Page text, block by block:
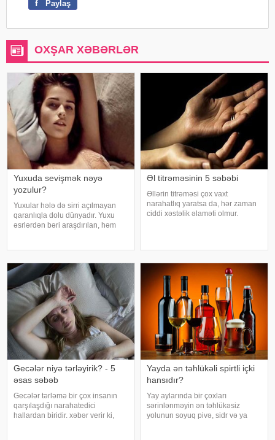
f Paylaş
OXŞAR XƏBƏRLƏR
Yuxuda sevişmək nəyə
yozulur?
Yuxular hələ də sirri açılmayan
qaranlıqla dolu dünyadır. Yuxu
əsrlərdən bəri araşdırılan, həm
rəngarəng yuxular bəzən də
cinsəlikl
Əl titrəməsinin 5 səbəbi
Əllərin titrəməsi çox vaxt
narahatlıq yaratsa da, hər zaman
ciddi xəstəlik əlaməti olmur.
qalxa bilər. Fransız mətbuatın
Gecələr niyə tərləyirik? - 5
əsas səbəb
Gecələr tərləmə bir çox insanın
qarşılaşdığı narahatedici
hallardan biridir. xəbər verir ki,
Yayda ən təhlükəli spirtli içki
hansıdır?
Yay aylarında bir çoxları
sərinlənməyin ən təhlükəsiz
yolunun soyuq pivə, sidr və ya